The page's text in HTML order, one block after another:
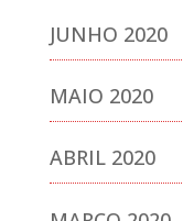
JUNHO 2020
MAIO 2020
ABRIL 2020